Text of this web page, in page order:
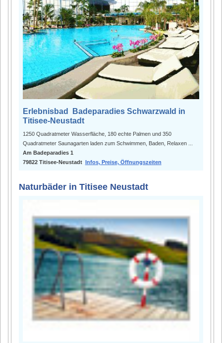
Erlebnisbad Badeparadies Schwarzwald in
Titisee-Neustadt
1250 Quadratmeter Wasserfläche, 180 echte Palmen und 350
Quadratmeter Saunagarten laden zum Schwimmen, Baden, Relaxen ...
Am Badeparadies 1
79822 Titisee-Neustadt Infos, Preise, Öffnungszeiten
Naturbäder in Titisee Neustadt